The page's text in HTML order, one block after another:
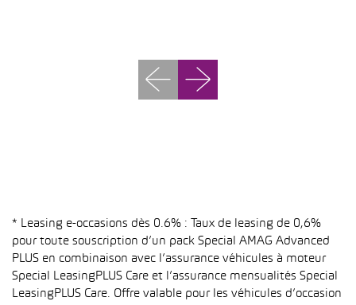
* Leasing e-occasions dès 0.6% : Taux de leasing de 0,6%
pour toute souscription d’un pack Special AMAG Advanced
PLUS en combinaison avec l’assurance véhicules à moteur
Special LeasingPLUS Care et l’assurance mensualités Special
LeasingPLUS Care. Offre valable pour les véhicules d’occasion